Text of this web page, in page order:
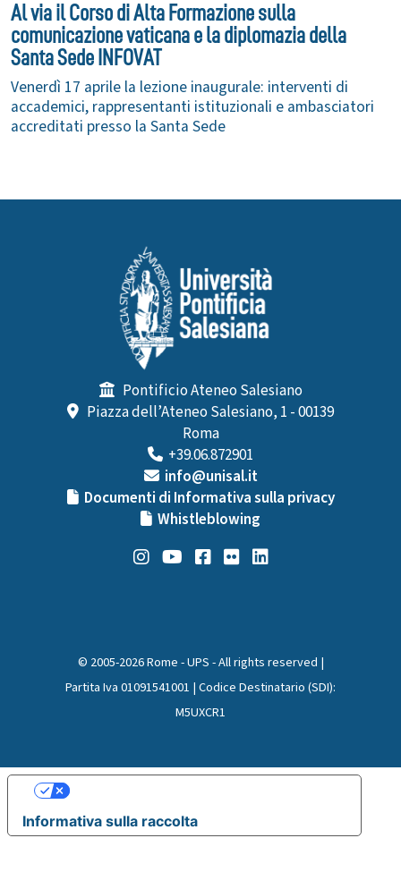
Al via il Corso di Alta Formazione sulla
comunicazione vaticana e la diplomazia della
Santa Sede INFOVAT
Venerdì 17 aprile la lezione inaugurale: interventi di
accademici, rappresentanti istituzionali e ambasciatori
accreditati presso la Santa Sede
Pontificio Ateneo Salesiano
Piazza dell’Ateneo Salesiano, 1 - 00139
Roma
+39.06.872901
info@unisal.it
Documenti di Informativa sulla privacy
Whistleblowing
© 2005-2026 Rome - UPS - All rights reserved |
Partita Iva 01091541001 | Codice Destinatario (SDI):
M5UXCR1
Informativa sulla raccolta
Le tue preferenze relative alla privacy